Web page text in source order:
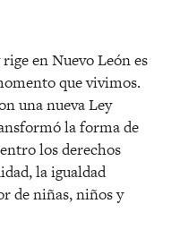
en Nuevo León es
que vivimos.
una nueva Ley
la forma de
los derechos
la igualdad
de niñas, niños y